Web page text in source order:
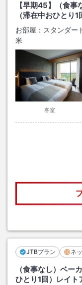
【早期45】（食事
（滞在中おひとり
お部屋： スタンダー
米
客室
JTBプラン ネ
（食事なし）ベー
ひとり1回）レイ